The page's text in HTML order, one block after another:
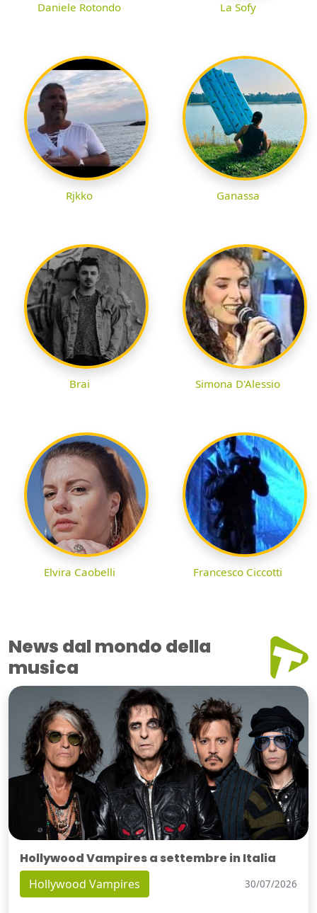
Daniele Rotondo La Sofy
Rjkko Ganassa
Brai Simona D'Alessio
Elvira Caobelli Francesco Ciccotti
News dal mondo della
musica
Hollywood Vampires a settembre in Italia
Hollywood Vampires 30/07/2026